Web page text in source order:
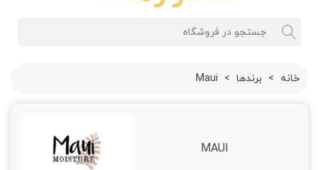
خانه > برندها >
Maui
MAUI